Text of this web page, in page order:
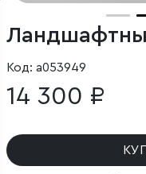
Код: a053949
14 300 ₽